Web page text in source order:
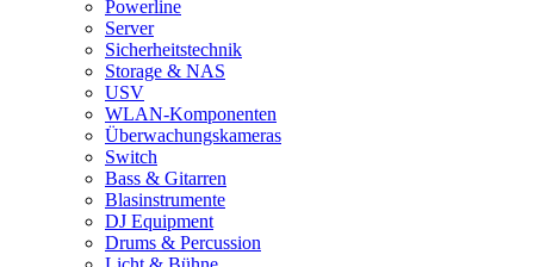
Powerline
Server
Sicherheitstechnik
Storage & NAS
USV
WLAN-Komponenten
Überwachungskameras
Switch
Bass & Gitarren
Blasinstrumente
DJ Equipment
Drums & Percussion